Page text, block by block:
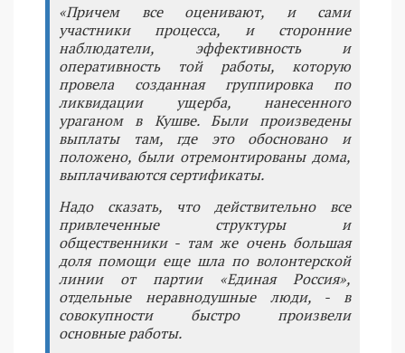
«Причем все оценивают, и сами
участники процесса, и сторонние
наблюдатели, эффективность и
оперативность той работы, которую
провела созданная группировка по
ликвидации ущерба, нанесенного
ураганом в Кушве. Были произведены
выплаты там, где это обосновано и
положено, были отремонтированы дома,
выплачиваются сертификаты.
Надо сказать, что действительно все
привлеченные структуры и
общественники - там же очень большая
доля помощи еще шла по волонтерской
линии от партии «Единая Россия»,
отдельные неравнодушные люди, - в
совокупности быстро произвели
основные работы.